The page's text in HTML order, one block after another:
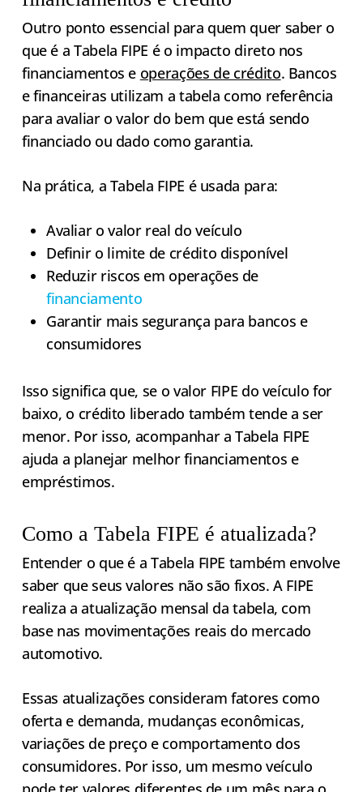
Outro ponto essencial para quem quer saber o
que é a Tabela FIPE é o impacto direto nos
financiamentos e operações de crédito. Bancos
e financeiras utilizam a tabela como referência
para avaliar o valor do bem que está sendo
financiado ou dado como garantia.
Na prática, a Tabela FIPE é usada para:
Avaliar o valor real do veículo
Definir o limite de crédito disponível
Reduzir riscos em operações de
financiamento
Garantir mais segurança para bancos e
consumidores
Isso significa que, se o valor FIPE do veículo for
baixo, o crédito liberado também tende a ser
menor. Por isso, acompanhar a Tabela FIPE
ajuda a planejar melhor financiamentos e
empréstimos.
Como a Tabela FIPE é atualizada?
Entender o que é a Tabela FIPE também envolve
saber que seus valores não são fixos. A FIPE
realiza a atualização mensal da tabela, com
base nas movimentações reais do mercado
automotivo.
Essas atualizações consideram fatores como
oferta e demanda, mudanças econômicas,
variações de preço e comportamento dos
consumidores. Por isso, um mesmo veículo